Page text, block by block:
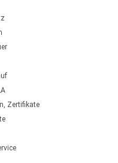
Zertifikate